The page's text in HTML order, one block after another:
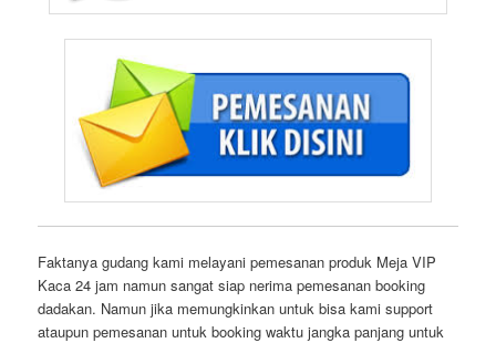
Faktanya gudang kami melayani pemesanan produk Meja VIP
Kaca 24 jam namun sangat siap nerima pemesanan booking
dadakan. Namun jika memungkinkan untuk bisa kami support
ataupun pemesanan untuk booking waktu jangka panjang untuk